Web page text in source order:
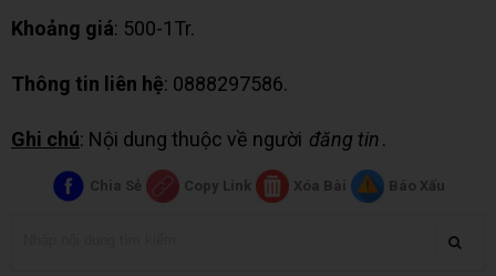
Khoảng giá: 500-1Tr.
Thông tin liên hệ: 0888297586.
Ghi chú: Nội dung thuộc về người đăng tin.
Chia Sẻ Copy Link Xóa Bài Báo Xấu